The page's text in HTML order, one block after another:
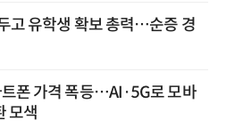
고 유학생 확보 총력…순증 경
트폰 가격 폭등…AI·5G로 모바
모색